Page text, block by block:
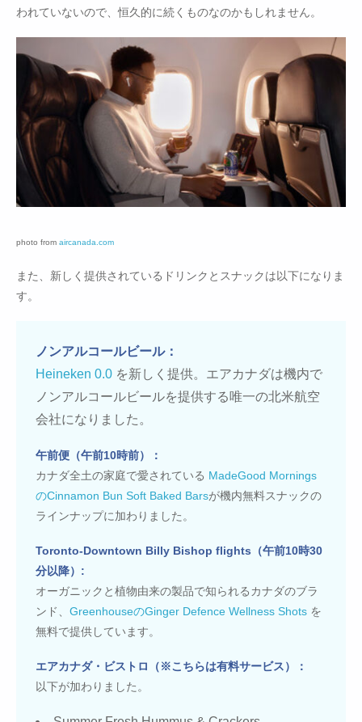
われていないので、恒久的に続くものなのかもしれません。
photo from aircanada.com
また、新しく提供されているドリンクとスナックは以下になりま
す。
ノンアルコールビール：
Heineken 0.0 を新しく提供。エアカナダは機内で
ノンアルコールビールを提供する唯一の北米航空
会社になりました。
午前便（午前10時前）：
カナダ全土の家庭で愛されている MadeGood Mornings
のCinnamon Bun Soft Baked Barsが機内無料スナックの
ラインナップに加わりました。
Toronto-Downtown Billy Bishop flights（午前10時30
分以降）:
オーガニックと植物由来の製品で知られるカナダのブラ
ンド、 GreenhouseのGinger Defence Wellness Shots を
無料で提供しています。
エアカナダ・ビストロ（※こちらは有料サービス）：
以下が加わりました。